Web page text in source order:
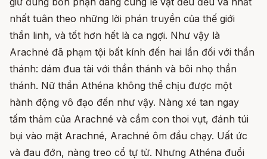
nhất tuân theo những lời phán truyền của thế giới
thần linh, và tốt hơn hết là ca ngợi. Như vậy là
Arachné đã phạm tội bất kính đến hai lần đối với thần
thánh: dám đua tài với thần thánh và bôi nhọ thần
thánh. Nữ thần Athéna không thể chịu được một
hành động vô đạo đến như vậy. Nàng xé tan ngay
tấm thảm của Arachné và cầm con thoi vụt, đánh túi
bụi vào mặt Arachné, Arachné ôm đầu chạy. Uất ức
và đau đớn, nàng treo cổ tự tử. Nhưng Athéna đuổi